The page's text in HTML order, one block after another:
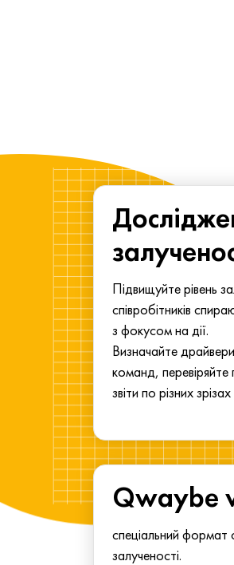
Підвищуйте рівень
співробітників
з фокусом на дії.
Визначайте драйвери
команд, перевіряйте
звіти по різних зрізах
Qwaybe
спеціальний формат
залученості.